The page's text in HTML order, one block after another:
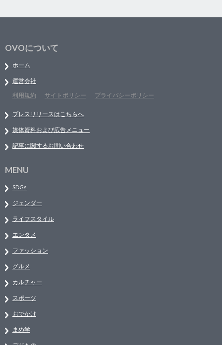
OVOについて
ホーム
運営会社
利用規約
サイトポリシー プライバシーポリシー
プレスリリースはこちらへ
媒体資料および広告メニュー
記事に関するお問い合わせ
MENU
SDGs
ジェンダー
ライフスタイル
エンタメ
ファッション
グルメ
カルチャー
スポーツ
おでかけ
まめ学